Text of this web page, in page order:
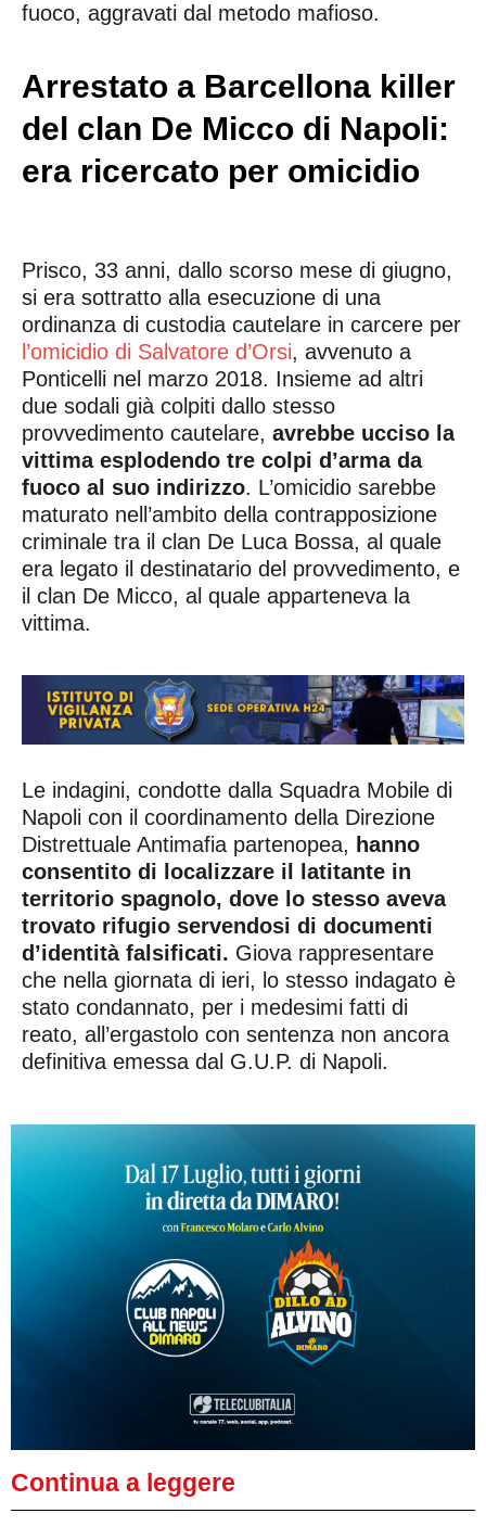
fuoco, aggravati dal metodo mafioso.
Arrestato a Barcellona killer
del clan De Micco di Napoli:
era ricercato per omicidio
Prisco, 33 anni, dallo scorso mese di giugno,
si era sottratto alla esecuzione di una
ordinanza di custodia cautelare in carcere per
l’omicidio di Salvatore d’Orsi, avvenuto a
Ponticelli nel marzo 2018. Insieme ad altri
due sodali già colpiti dallo stesso
provvedimento cautelare, avrebbe ucciso la
vittima esplodendo tre colpi d’arma da
fuoco al suo indirizzo. L’omicidio sarebbe
maturato nell’ambito della contrapposizione
criminale tra il clan De Luca Bossa, al quale
era legato il destinatario del provvedimento, e
il clan De Micco, al quale apparteneva la
vittima.
Le indagini, condotte dalla Squadra Mobile di
Napoli con il coordinamento della Direzione
Distrettuale Antimafia partenopea, hanno
consentito di localizzare il latitante in
territorio spagnolo, dove lo stesso aveva
trovato rifugio servendosi di documenti
d’identità falsificati. Giova rappresentare
che nella giornata di ieri, lo stesso indagato è
stato condannato, per i medesimi fatti di
reato, all’ergastolo con sentenza non ancora
definitiva emessa dal G.U.P. di Napoli.
Continua a leggere